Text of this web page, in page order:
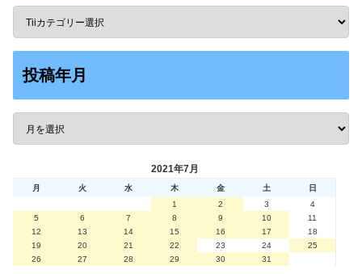
投稿年月
2021年7月
月 火 水 木 金 土
日
1
2 3
4
5
6 7 8 9 10
11
12
13 14 15 16 17
18
19
20 21 22 23 24
25
26
27 28 29 30 31